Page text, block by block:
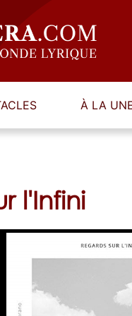
À LA
l'Infini